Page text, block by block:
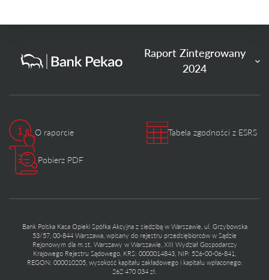
Raport Zintegrowany
2024
O raporcie Tabela zgodności z ESRS
Pobierz PDF
Bank Polska Kasa Opieki Spółka Akcyjna z siedzibą w Warszawie, ul. Grzybowska
53/57, 00-844 Warszawa, wpisany do rejestru przedsiębiorców w Sądzie
Rejonowym dla m.st. Warszawy w Warszawie, XIII Wydział Gospodarczy
Krajowego Rejestru Sądowego, KRS: 0000014843, NIP: 526-00-06-841,
REGON: 000010205, wysokość kapitału zakładowego i kapitału wpłaconego:
262 470 034 zł.